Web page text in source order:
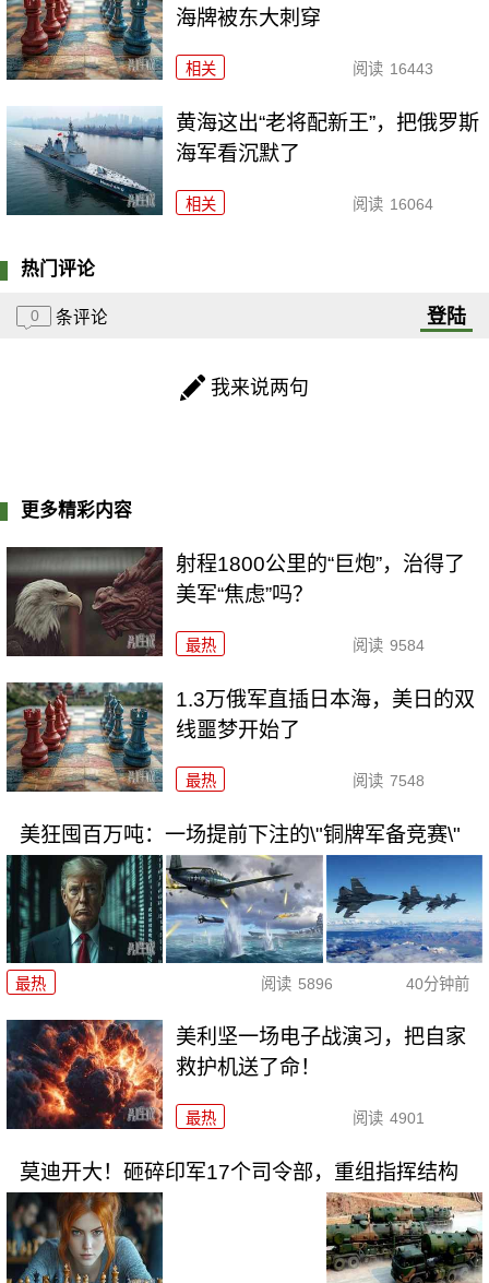
海牌被东大刺穿
相关 阅读 16443
黄海这出“老将配新王”，把俄罗斯
海军看沉默了
相关 阅读 16064
热门评论
0 条评论 登陆
我来说两句
更多精彩内容
射程1800公里的“巨炮”，治得了
美军“焦虑”吗？
最热 阅读 9584
1.3万俄军直插日本海，美日的双
线噩梦开始了
最热 阅读 7548
美狂囤百万吨：一场提前下注的\"铜牌军备竞赛\"
最热 阅读 5896 40分钟前
美利坚一场电子战演习，把自家
救护机送了命！
最热 阅读 4901
莫迪开大！砸碎印军17个司令部，重组指挥结构